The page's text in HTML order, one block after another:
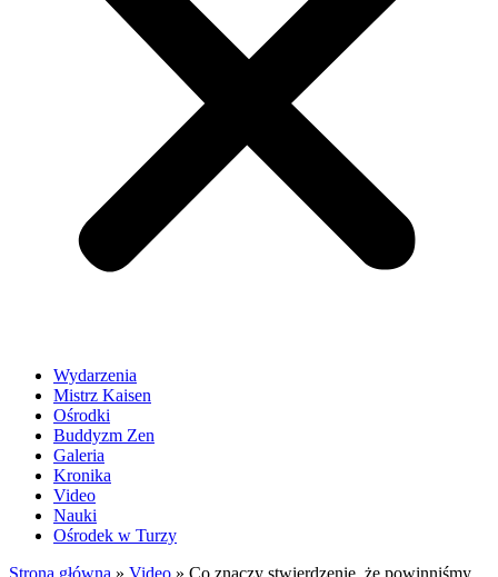
Wydarzenia
Mistrz Kaisen
Ośrodki
Buddyzm Zen
Galeria
Kronika
Video
Nauki
Ośrodek w Turzy